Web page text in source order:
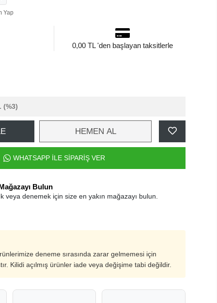
Yap
0,00 TL 'den başlayan taksitlerle
(%3)
HEMEN AL
WHATSAPP İLE SİPARİŞ VER
Bulun
veya denemek için size en yakın mağazayı bulun.
deneme sırasında zarar gelmemesi için
Kilidi açılmış ürünler iade veya değişime tabi değildir.